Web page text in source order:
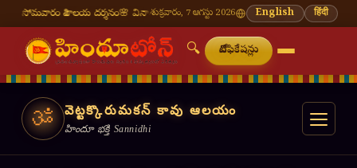
దర్శనం🌸 వినాయక చవితి — భాద్రపద శుద్ధ చవితి⛩ తిరుమల తిరుపతి — నేటి దర్శన
శుక్రవారం, 7 ఆగస్టు 2026 English हिंदी
🔍 నోటిఫికేషన్లు
ॐ వెట్టక్కొరుమకన్ కావు ఆలయం
హిందూ భక్తి Sannidhi